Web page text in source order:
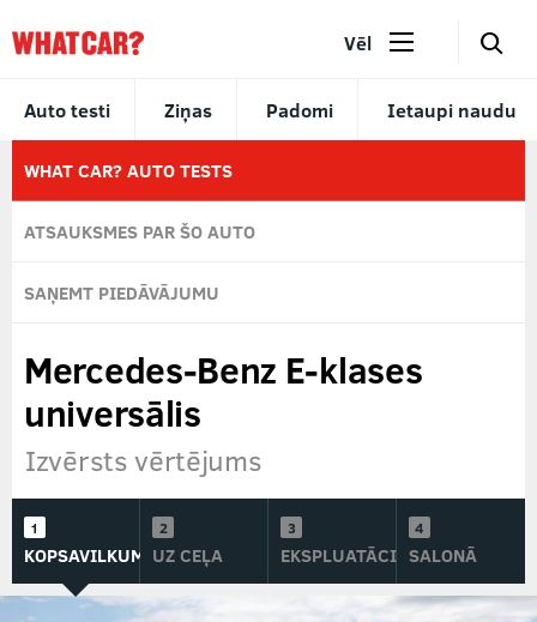
Auto testi Ziņas Padomi Ietaupi naudu
Vēl 🔎
WHAT CAR? AUTO TESTS
ATSAUKSMES PAR ŠO AUTO
SAŅEMT PIEDĀVĀJUMU
Mercedes-Benz E-klases
universālis
Izvērsts vērtējums
KOPSAVILKUMSUZ CEĻA EKSPLUATĀCIJĀSALONĀ